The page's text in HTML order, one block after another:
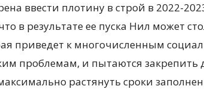
ввести плотину в строй в 2022-
в результате ее пуска Нил может
приведет к многочисленным
проблемам, и пытаются
растянуть сроки